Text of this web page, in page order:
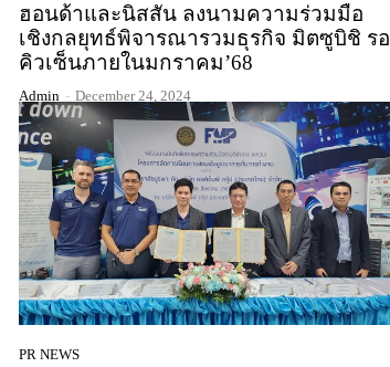
ฮอนด้าและนิสสัน ลงนามความร่วมมือ
เชิงกลยุทธ์พิจารณารวมธุรกิจ มิตซูบิชิ รอ
คิวเซ็นภายในมกราคม’68
Admin - December 24, 2024
PR NEWS